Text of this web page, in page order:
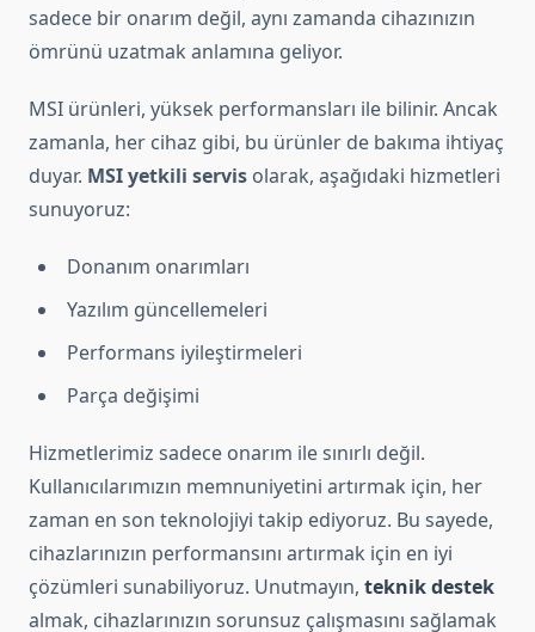
sadece bir onarım değil, aynı zamanda cihazınızın
ömrünü uzatmak anlamına geliyor.
MSI ürünleri, yüksek performansları ile bilinir. Ancak
zamanla, her cihaz gibi, bu ürünler de bakıma ihtiyaç
duyar. MSI yetkili servis olarak, aşağıdaki hizmetleri
sunuyoruz:
Donanım onarımları
Yazılım güncellemeleri
Performans iyileştirmeleri
Parça değişimi
Hizmetlerimiz sadece onarım ile sınırlı değil.
Kullanıcılarımızın memnuniyetini artırmak için, her
zaman en son teknolojiyi takip ediyoruz. Bu sayede,
cihazlarınızın performansını artırmak için en iyi
çözümleri sunabiliyoruz. Unutmayın, teknik destek
almak, cihazlarınızın sorunsuz çalışmasını sağlamak